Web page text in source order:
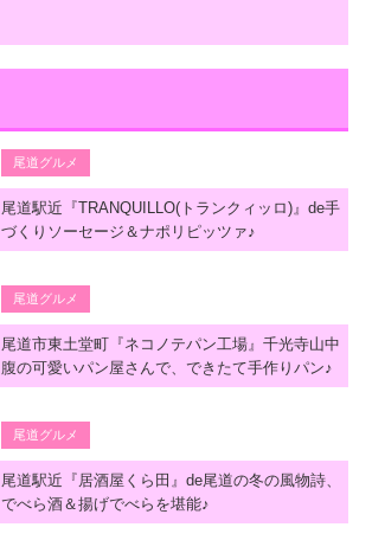
尾道グルメ
尾道駅近『TRANQUILLO(トランクィッロ)』de手
づくりソーセージ＆ナポリピッツァ♪
尾道グルメ
尾道市東土堂町『ネコノテパン工場』千光寺山中
腹の可愛いパン屋さんで、できたて手作りパン♪
尾道グルメ
尾道駅近『居酒屋くら田』de尾道の冬の風物詩、
でべら酒＆揚げでべらを堪能♪